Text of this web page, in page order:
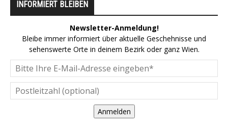
INFORMIERT BLEIBEN
Newsletter-Anmeldung!
Bleibe immer informiert über aktuelle Geschehnisse und
sehenswerte Orte in deinem Bezirk oder ganz Wien.
Anmelden